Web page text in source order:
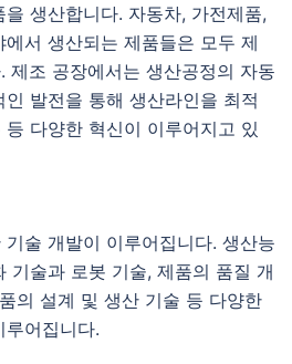
생산합니다. 자동차, 가전제품,
서 생산되는 제품들은 모두 제
제조 공장에서는 생산공정의 자동
발전을 통해 생산라인을 최적
다양한 혁신이 이루어지고 있
술 개발이 이루어집니다. 생산능
기술과 로봇 기술, 제품의 품질 개
의 설계 및 생산 기술 등 다양한
어집니다.